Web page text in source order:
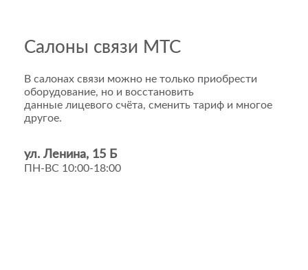
Салоны связи МТС
В салонах связи можно не только приобрести
оборудование, но и восстановить
данные лицевого счёта, сменить тариф и многое
другое.
ул. Ленина, 15 Б
ПН-ВС 10:00-18:00